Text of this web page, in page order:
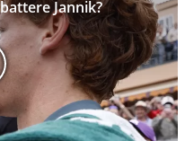
Jannik?